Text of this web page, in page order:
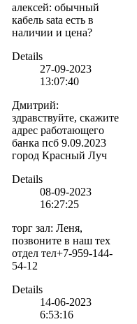
алексей: обычный
кабель sata есть в
наличии и цена?
Details
27-09-2023
13:07:40
Дмитрий:
здравствуйте, скажите
адрес работающего
банка псб 9.09.2023
город Красный Луч
Details
08-09-2023
16:27:25
торг зал: Леня,
позвоните в наш тех
отдел тел+7-959-144-
54-12
Details
14-06-2023
6:53:16